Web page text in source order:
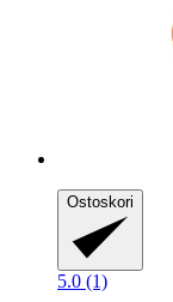
Ostoskori
5.0 (1)